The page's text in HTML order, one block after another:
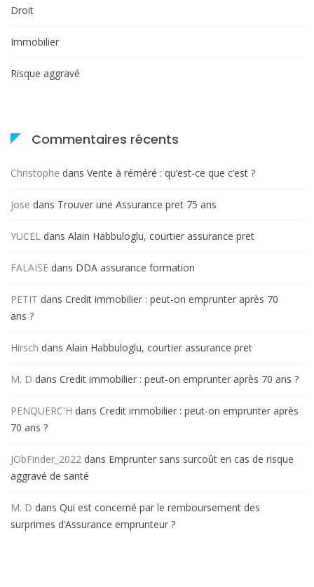
Droit
Immobilier
Risque aggravé
Commentaires récents
Christophe dans Vente à réméré : qu’est-ce que c’est ?
jose dans Trouver une Assurance pret 75 ans
YUCEL dans Alain Habbuloglu, courtier assurance pret
FALAISE dans DDA assurance formation
PETIT dans Credit immobilier : peut-on emprunter après 70
ans ?
Hirsch dans Alain Habbuloglu, courtier assurance pret
M. D dans Credit immobilier : peut-on emprunter après 70 ans ?
PENQUERC'H dans Credit immobilier : peut-on emprunter après
70 ans ?
JObFinder_2022 dans Emprunter sans surcoût en cas de risque
aggravé de santé
M. D dans Qui est concerné par le remboursement des
surprimes d’Assurance emprunteur ?